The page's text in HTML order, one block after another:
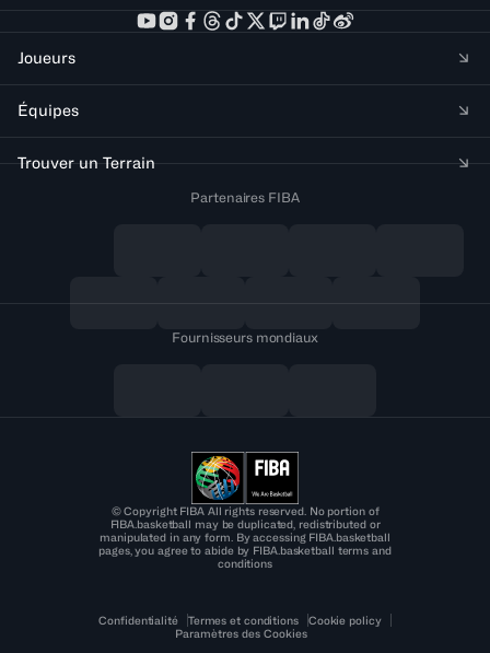
Joueurs
Équipes
Trouver un Terrain
Partenaires FIBA
Fournisseurs mondiaux
© Copyright FIBA All rights reserved. No portion of
FIBA.basketball may be duplicated, redistributed or
manipulated in any form. By accessing FIBA.basketball
pages, you agree to abide by FIBA.basketball terms and
conditions
Confidentialité Termes et conditions
Cookie policy
Paramètres des Cookies